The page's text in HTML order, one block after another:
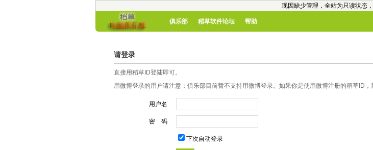
现因缺少管理，全站为只读状态，
俱乐部 稻草软件论坛 帮助
请登录
直接用稻草ID登陆即可。
用微博登录的用户请注意：俱乐部目前暂不支持用微博登录。如果你是使用微博注册的稻草ID，
用户名
密 码
下次自动登录